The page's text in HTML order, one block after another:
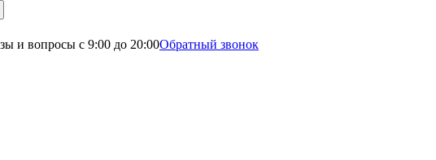
и вопросы с 9:00 до 20:00Обратный звонок